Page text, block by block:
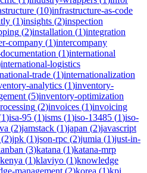
(10)infrastructure-as-code
(1)insights (2)inspection
(2)installation (1)integration
company (1)intercompany
(1)international
international-logistics
trade (1)internationalization
analytics (1)inventory-
(5)inventory-optimization
(2)invoices (1)invoicing
1)isa-95 (1)isms (1)iso-13485 (1)iso-
(2)jamstack (1)japan (2)javascript
(2)jpk (1)json-rpc (2)jumia (1)just-in-
(3)katana (1)katana-mrp
kenya (1)klaviyo (1)knowledge
management (2)korea (1)kpi